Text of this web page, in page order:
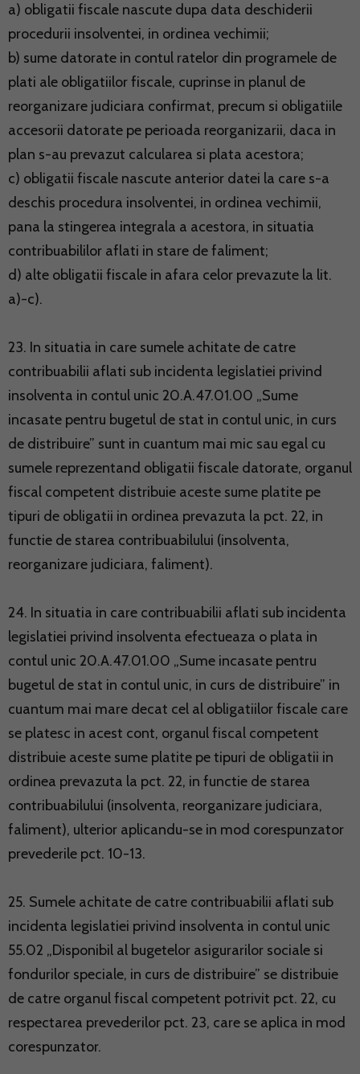
a) obligatii fiscale nascute dupa data deschiderii
procedurii insolventei, in ordinea vechimii;
b) sume datorate in contul ratelor din programele de
plati ale obligatiilor fiscale, cuprinse in planul de
reorganizare judiciara confirmat, precum si obligatiile
accesorii datorate pe perioada reorganizarii, daca in
plan s-au prevazut calcularea si plata acestora;
c) obligatii fiscale nascute anterior datei la care s-a
deschis procedura insolventei, in ordinea vechimii,
pana la stingerea integrala a acestora, in situatia
contribuabililor aflati in stare de faliment;
d) alte obligatii fiscale in afara celor prevazute la lit.
a)-c).
23. In situatia in care sumele achitate de catre
contribuabilii aflati sub incidenta legislatiei privind
insolventa in contul unic 20.A.47.01.00 „Sume
incasate pentru bugetul de stat in contul unic, in curs
de distribuire” sunt in cuantum mai mic sau egal cu
sumele reprezentand obligatii fiscale datorate, organul
fiscal competent distribuie aceste sume platite pe
tipuri de obligatii in ordinea prevazuta la pct. 22, in
functie de starea contribuabilului (insolventa,
reorganizare judiciara, faliment).
24. In situatia in care contribuabilii aflati sub incidenta
legislatiei privind insolventa efectueaza o plata in
contul unic 20.A.47.01.00 „Sume incasate pentru
bugetul de stat in contul unic, in curs de distribuire” in
cuantum mai mare decat cel al obligatiilor fiscale care
se platesc in acest cont, organul fiscal competent
distribuie aceste sume platite pe tipuri de obligatii in
ordinea prevazuta la pct. 22, in functie de starea
contribuabilului (insolventa, reorganizare judiciara,
faliment), ulterior aplicandu-se in mod corespunzator
prevederile pct. 10-13.
25. Sumele achitate de catre contribuabilii aflati sub
incidenta legislatiei privind insolventa in contul unic
55.02 „Disponibil al bugetelor asigurarilor sociale si
fondurilor speciale, in curs de distribuire” se distribuie
de catre organul fiscal competent potrivit pct. 22, cu
respectarea prevederilor pct. 23, care se aplica in mod
corespunzator.